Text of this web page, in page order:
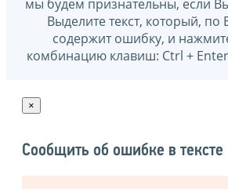
мы будем признательны, если
Выделите текст, который,
содержит ошибку, и
комбинацию клавиш: Ctrl +
×
Сообщить об ошибке в тексте